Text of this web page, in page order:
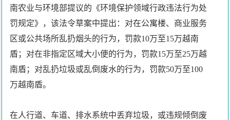
南农业与环境部提议的《环境保护领域行政违法行为处
罚规定》，该法令草案中提出：对在公寓楼、商业服务
区或公共场所乱扔烟头的行为，罚款10万至15万越南
盾；对在非指定区域大小便的行为，罚款15万至25万越
南盾；对乱扔垃圾或乱倒废水的行为，罚款50万至100
万越南盾。
在人行道、车道、排水系统中丢弃垃圾，或违规倾倒废